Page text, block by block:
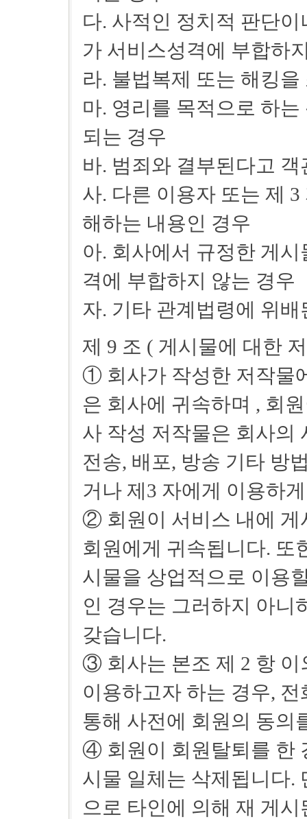
다. 사적인 정치적 판단
가 서비스성격에 부합하
라. 불법복제 또는 해킹
마. 영리를 목적으로 하
되는 경우
바. 범죄와 결부된다고
사. 다른 이용자 또는 제
해하는 내용인 경우
아. 회사에서 규정한 게
격에 부합하지 않는 경우
자. 기타 관계법령에 위
제 9 조 ( 게시물에 대한
① 회사가 작성한 저작물
은 회사에 귀속하며 , 회
사 작성 저작물은 회사의
전송, 배포, 방송 기타 방
거나 제3 자에게 이용하
② 회원이 서비스 내에 게
회원에게 귀속됩니다. 또
시물을 상업적으로 이용
인 경우는 그러하지 아니
갖습니다.
③ 회사는 본조 제 2 항 이
이용하고자 하는 경우,
통해 사전에 회원의 동의
④ 회원이 회원탈퇴를 한
시물 일체는 삭제됩니다.
으로 타인에 의해 재 게